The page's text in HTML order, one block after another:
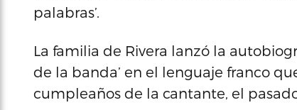
palabras’.
La familia de Rivera lanzó la
de la banda’ en el lenguaje franco
cumpleaños de la cantante, el